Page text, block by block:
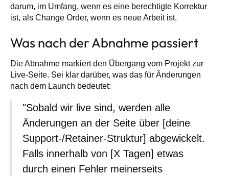
darum, im Umfang, wenn es eine berechtigte Korrektur
ist, als Change Order, wenn es neue Arbeit ist.
Was nach der Abnahme passiert
Die Abnahme markiert den Übergang vom Projekt zur
Live-Seite. Sei klar darüber, was das für Änderungen
nach dem Launch bedeutet:
"Sobald wir live sind, werden alle
Änderungen an der Seite über [deine
Support-/Retainer-Struktur] abgewickelt.
Falls innerhalb von [X Tagen] etwas
durch einen Fehler meinerseits